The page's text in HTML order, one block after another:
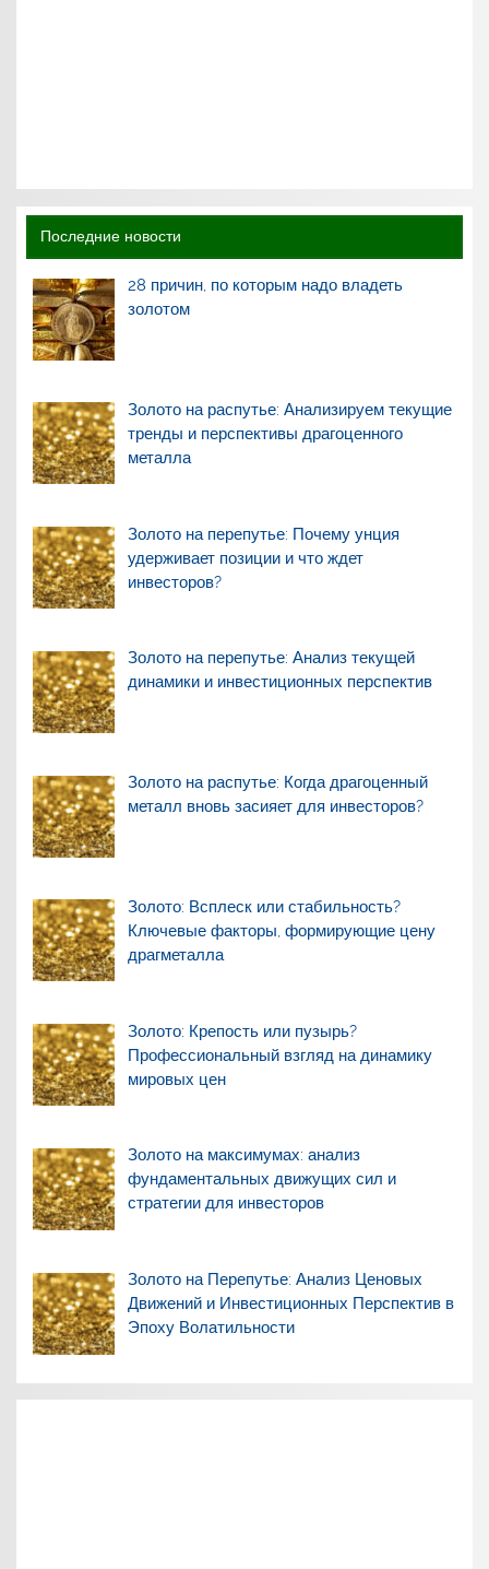
Последние новости
28 причин, по которым надо владеть
золотом
Золото на распутье: Анализируем текущие
тренды и перспективы драгоценного
металла
Золото на перепутье: Почему унция
удерживает позиции и что ждет
инвесторов?
Золото на перепутье: Анализ текущей
динамики и инвестиционных перспектив
Золото на распутье: Когда драгоценный
металл вновь засияет для инвесторов?
Золото: Всплеск или стабильность?
Ключевые факторы, формирующие цену
драгметалла
Золото: Крепость или пузырь?
Профессиональный взгляд на динамику
мировых цен
Золото на максимумах: анализ
фундаментальных движущих сил и
стратегии для инвесторов
Золото на Перепутье: Анализ Ценовых
Движений и Инвестиционных Перспектив в
Эпоху Волатильности